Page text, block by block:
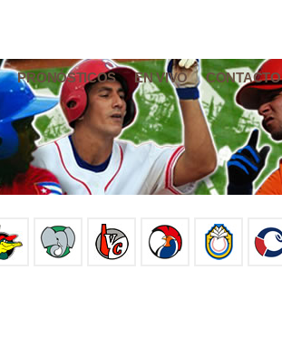
PRONÓSTICOS EN VIVO CONTACTO